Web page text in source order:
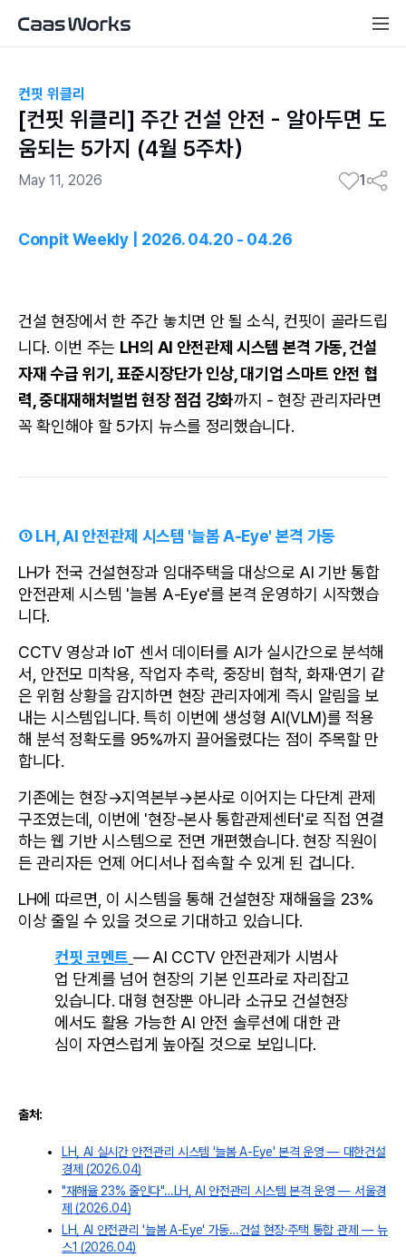
컨핏 위클리
[컨핏 위클리] 주간 건설 안전 - 알아두면 도
움되는 5가지 (4월 5주차）
May 11, 2026 1
Conpit Weekly | 2026. 04.20 - 04.26
건설 현장에서 한 주간 놓치면 안 될 소식, 컨핏이 골라드립
니다. 이번 주는 LH의 AI 안전관제 시스템 본격 가동, 건설
자재 수급 위기, 표준시장단가 인상, 대기업 스마트 안전 협
력, 중대재해처벌법 현장 점검 강화까지 - 현장 관리자라면
꼭 확인해야 할 5가지 뉴스를 정리했습니다.
① LH, AI 안전관제 시스템 '늘봄 A-Eye' 본격 가동
LH가 전국 건설현장과 임대주택을 대상으로 AI 기반 통합
안전관제 시스템 '늘봄 A-Eye'를 본격 운영하기 시작했습
니다.
CCTV 영상과 IoT 센서 데이터를 AI가 실시간으로 분석해
서, 안전모 미착용, 작업자 추락, 중장비 협착, 화재·연기 같
은 위험 상황을 감지하면 현장 관리자에게 즉시 알림을 보
내는 시스템입니다. 특히 이번에 생성형 AI(VLM)를 적용
해 분석 정확도를 95%까지 끌어올렸다는 점이 주목할 만
합니다.
기존에는 현장→지역본부→본사로 이어지는 다단계 관제
구조였는데, 이번에 '현장-본사 통합관제센터'로 직접 연결
하는 웹 기반 시스템으로 전면 개편했습니다. 현장 직원이
든 관리자든 언제 어디서나 접속할 수 있게 된 겁니다.
LH에 따르면, 이 시스템을 통해 건설현장 재해율을 23%
이상 줄일 수 있을 것으로 기대하고 있습니다.
컨핏 코멘트 — AI CCTV 안전관제가 시범사
업 단계를 넘어 현장의 기본 인프라로 자리잡고
있습니다. 대형 현장뿐 아니라 소규모 건설현장
에서도 활용 가능한 AI 안전 솔루션에 대한 관
심이 자연스럽게 높아질 것으로 보입니다.
출처:
LH, AI 실시간 안전관리 시스템 '늘봄 A-Eye' 본격 운영 — 대한건설
경제 (2026.04)
"재해율 23% 줄인다"…LH, AI 안전관리 시스템 본격 운영 — 서울경
제 (2026.04)
LH, AI 안전관리 '늘봄 A-Eye' 가동…건설 현장·주택 통합 관제 — 뉴
스1 (2026.04)